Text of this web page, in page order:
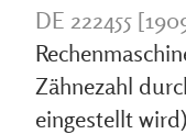
DE 222455
Zähnezahl
eingestellt wird)